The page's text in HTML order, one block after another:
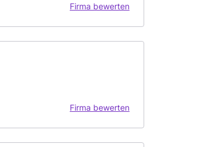
Firma bewerten
Firma bewerten